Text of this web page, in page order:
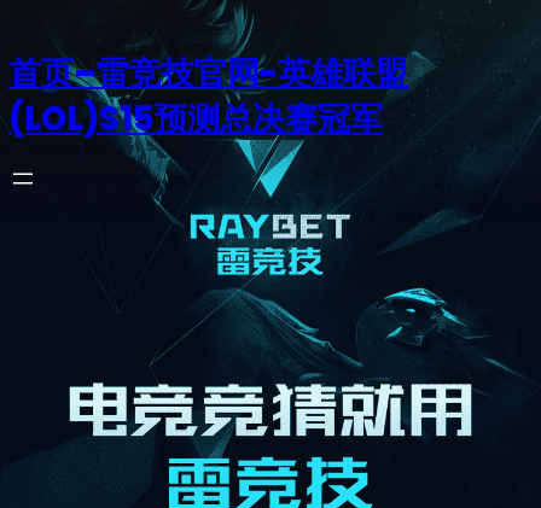
首页–雷竞技官网-英雄联盟
(LOL)S15预测总决赛冠军